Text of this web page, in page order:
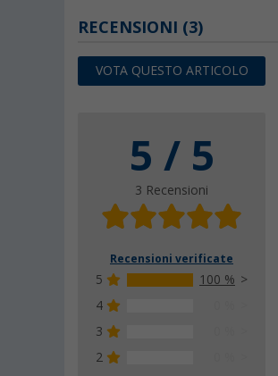
RECENSIONI (3)
VOTA QUESTO ARTICOLO
5 / 5
3 Recensioni
Recensioni verificate
5
100 %
4
3
2